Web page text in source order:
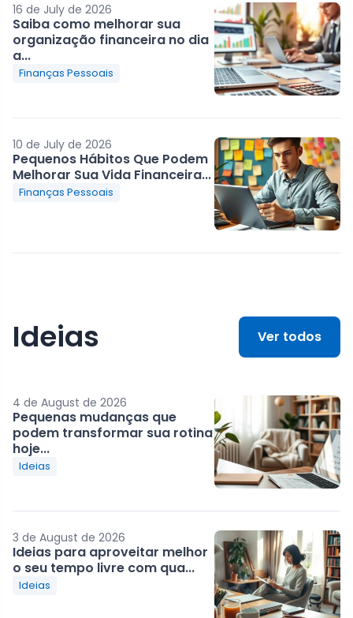
16 de July de 2026
Saiba como melhorar sua
organização financeira no dia
a...
Finanças Pessoais
10 de July de 2026
Pequenos Hábitos Que Podem
Melhorar Sua Vida Financeira...
Finanças Pessoais
Ideias Ver todos
4 de August de 2026
Pequenas mudanças que
podem transformar sua rotina
hoje...
Ideias
3 de August de 2026
Ideias para aproveitar melhor
o seu tempo livre com qua...
Ideias